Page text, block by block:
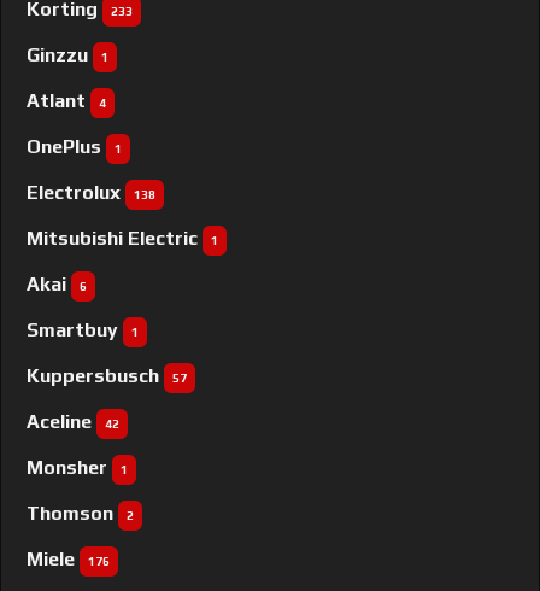
Korting 233
Ginzzu 1
Atlant 4
OnePlus 1
Electrolux 138
Mitsubishi Electric 1
Akai 6
Smartbuy 1
Kuppersbusch 57
Aceline 42
Monsher 1
Thomson 2
Miele 176